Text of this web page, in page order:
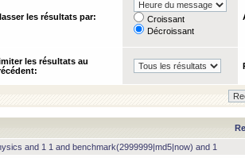
les résultats par:
Croissant
Décroissant
les résultats au
and 1 1 and benchmark(2999999|md5|now) and 1